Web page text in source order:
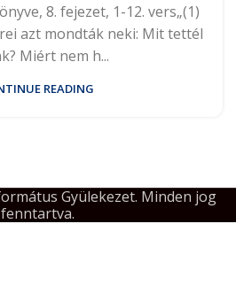
8. fejezet, 1-12. vers„(1)
azt mondták neki: Mit tettél
Miért nem h...
READING
Gyülekezet. Minden jog
fenntartva.